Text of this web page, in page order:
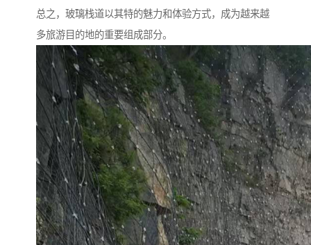
总之，玻璃栈道以其特的魅力和体验方式，成为越来越
多旅游目的地的重要组成部分。